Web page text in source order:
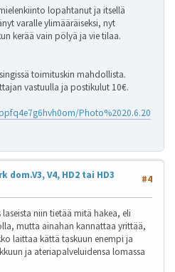
lopahtanut ja itsellä
varalle ylimääräiseksi, nyt
kerää vain pölyä ja vie tilaa.
toimituskin mahdollista.
vastuulla ja postikulut 10€.
Photo%2020.6.20
#4
dom.V3, V4, HD2 tai HD3
niin tietää mitä hakea, eli
mutta ainahan kannattaa yrittää,
laittaa kättä taskuun enempi ja
ja ateriapalveluidensa lomassa